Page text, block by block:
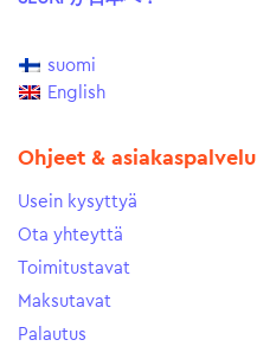
suomi
English
Ohjeet & asiakaspalvelu
Usein kysyttyä
Ota yhteyttä
Toimitustavat
Maksutavat
Palautus